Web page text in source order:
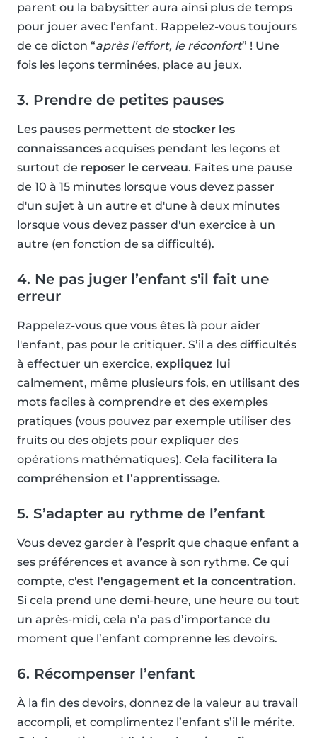
parent ou la babysitter aura ainsi plus de temps
pour jouer avec l’enfant. Rappelez-vous toujours
de ce dicton “après l’effort, le réconfort” ! Une
fois les leçons terminées, place au jeux.
3. Prendre de petites pauses
Les pauses permettent de stocker les
connaissances acquises pendant les leçons et
surtout de reposer le cerveau. Faites une pause
de 10 à 15 minutes lorsque vous devez passer
d'un sujet à un autre et d'une à deux minutes
lorsque vous devez passer d'un exercice à un
autre (en fonction de sa difficulté).
4. Ne pas juger l’enfant s'il fait une
erreur
Rappelez-vous que vous êtes là pour aider
l'enfant, pas pour le critiquer. S’il a des difficultés
à effectuer un exercice, expliquez lui
calmement, même plusieurs fois, en utilisant des
mots faciles à comprendre et des exemples
pratiques (vous pouvez par exemple utiliser des
fruits ou des objets pour expliquer des
opérations mathématiques). Cela facilitera la
compréhension et l’apprentissage.
5. S’adapter au rythme de l’enfant
Vous devez garder à l’esprit que chaque enfant a
ses préférences et avance à son rythme. Ce qui
compte, c'est l'engagement et la concentration.
Si cela prend une demi-heure, une heure ou tout
un après-midi, cela n’a pas d’importance du
moment que l’enfant comprenne les devoirs.
6. Récompenser l’enfant
À la fin des devoirs, donnez de la valeur au travail
accompli, et complimentez l’enfant s’il le mérite.